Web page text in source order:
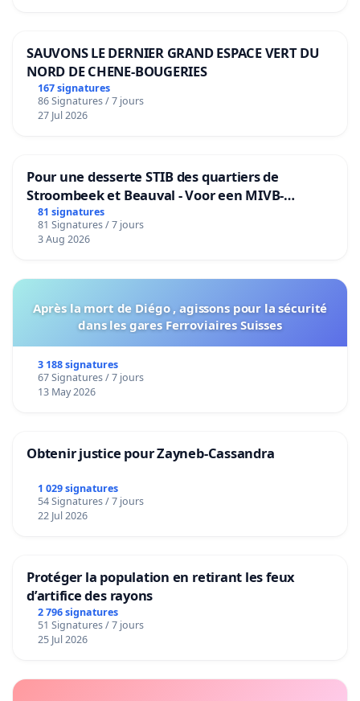
SAUVONS LE DERNIER GRAND ESPACE VERT DU
NORD DE CHENE-BOUGERIES
167 signatures
86 Signatures / 7 jours
27 Jul 2026
Pour une desserte STIB des quartiers de
Stroombeek et Beauval - Voor een MIVB-
bediening van de wijken Strombeek en Het
Voor
81 signatures
81 Signatures / 7 jours
3 Aug 2026
Après la mort de Diégo , agissons pour la sécurité
dans les gares Ferroviaires Suisses
3 188 signatures
67 Signatures / 7 jours
13 May 2026
Obtenir justice pour Zayneb-Cassandra
1 029 signatures
54 Signatures / 7 jours
22 Jul 2026
Protéger la population en retirant les feux
d’artifice des rayons
2 796 signatures
51 Signatures / 7 jours
25 Jul 2026